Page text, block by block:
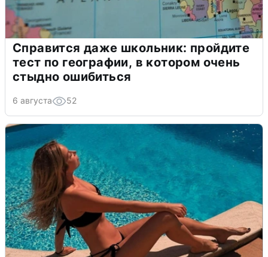
Справится даже школьник: пройдите
тест по географии, в котором очень
стыдно ошибиться
6 августа 52